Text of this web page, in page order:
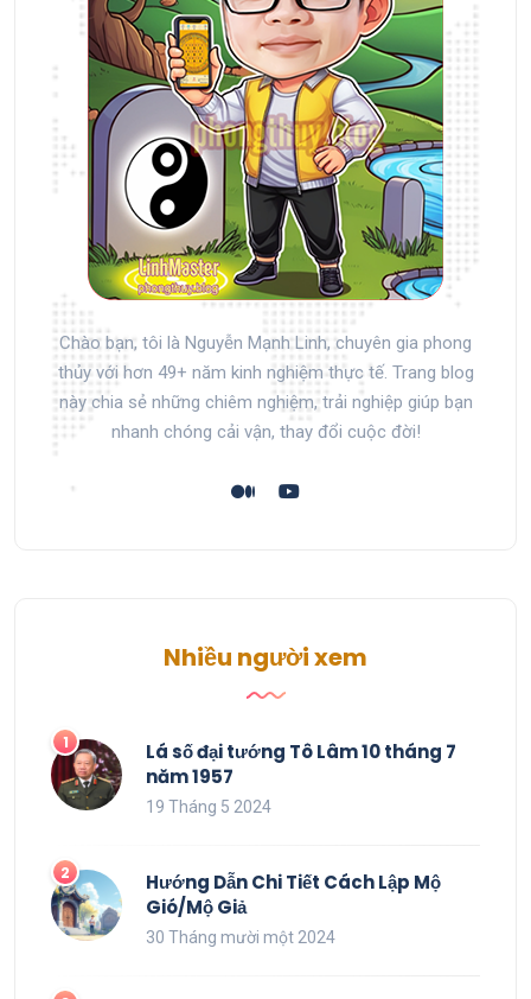
Chào bạn, tôi là Nguyễn Mạnh Linh, chuyên gia phong
thủy với hơn 49+ năm kinh nghiệm thực tế. Trang blog
này chia sẻ những chiêm nghiệm, trải nghiệp giúp bạn
nhanh chóng cải vận, thay đổi cuộc đời!
Nhiều người xem
Lá số đại tướng Tô Lâm 10 tháng 7
năm 1957
19 Tháng 5 2024
Hướng Dẫn Chi Tiết Cách Lập Mộ
Gió/Mộ Giả
30 Tháng mười một 2024